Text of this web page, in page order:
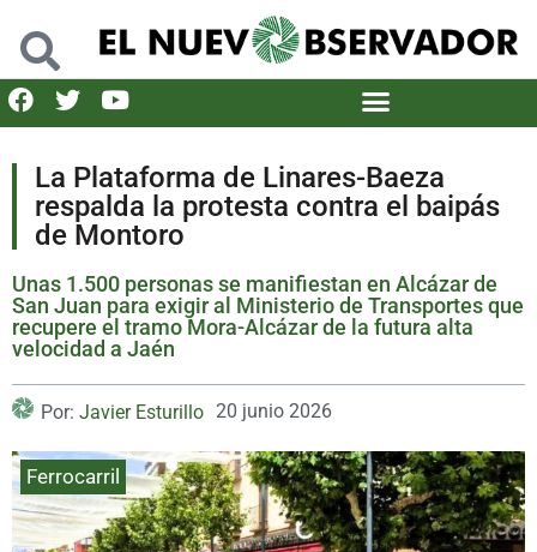
La Plataforma de Linares-Baeza
respalda la protesta contra el baipás
de Montoro
Unas 1.500 personas se manifiestan en Alcázar de
San Juan para exigir al Ministerio de Transportes que
recupere el tramo Mora-Alcázar de la futura alta
velocidad a Jaén
Por: Javier Esturillo 20 junio 2026
Ferrocarril